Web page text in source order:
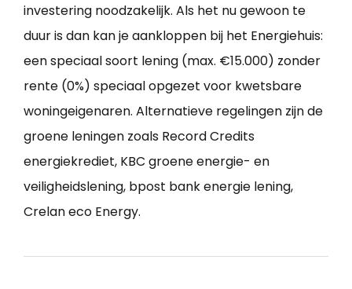
investering noodzakelijk. Als het nu gewoon te
duur is dan kan je aankloppen bij het Energiehuis:
een speciaal soort lening (max. €15.000) zonder
rente (0%) speciaal opgezet voor kwetsbare
woningeigenaren. Alternatieve regelingen zijn de
groene leningen zoals Record Credits
energiekrediet, KBC groene energie- en
veiligheidslening, bpost bank energie lening,
Crelan eco Energy.